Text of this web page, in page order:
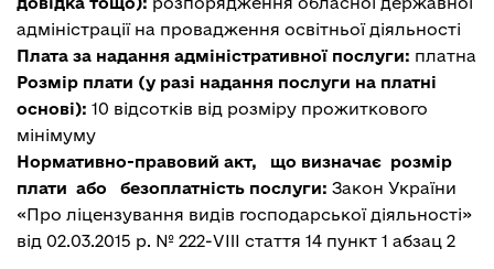
адміністрації на провадження освітньої діяльності
Плата за надання адміністративної послуги: платна
Розмір плати (у разі надання послуги на платні
основі): 10 відсотків від розміру прожиткового
мінімуму
Нормативно-правовий акт, що визначає розмір
плати або безоплатність послуги: Закон України
«Про ліцензування видів господарської діяльності»
від 02.03.2015 р. № 222-VIII стаття 14 пункт 1 абзац 2